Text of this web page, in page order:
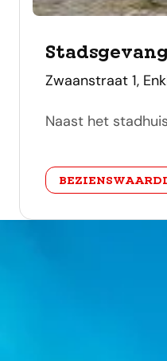
adres
Zwaanstraat 1,
Naast het
categorie